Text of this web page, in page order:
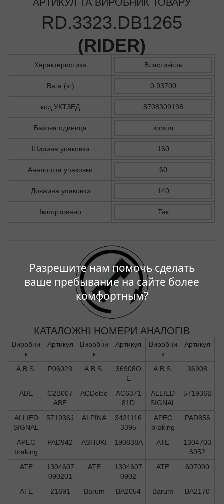
Разрешите нам помочь сделать
ваше пребывание на сайте более
комфортным?
RD.3323.DB1265
(RIDER)
Характеристика Властивість
Вага (кг) 0.93700
код УКТЗЕД 8708309198
Базова одиниця компл
Ширина упаковки 160
Аналогота упаковки 60
Довжина упаковки 140
Імпортовано Так
КАТАЛОЖНІ НОМЕРИ АНАЛОГІВ
Виробни
к
Артикул
Виробни
к
Артикул
Виробни
к
Артикул
A.B.S. P06023 A.B.S.
36908O
E
A.B.S. 36908
ABE
C2B007
ABE
ACDelco
AC6371
81D
ALLIED
SIGNAL
571936B
ALLIED
SIGNAL
571936J ALPINA
3421116
3395
APEC
braking
PAD856
APEC
braking
PAD942 ASHUKI 190838A ATE
1304703
6052
ATE
1304607
090201
ATE
1304607
0902
ATE 607090
ATE 21691 Barum BA2054 Barum
BA2170